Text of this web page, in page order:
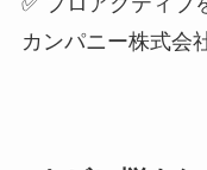
カンパニー株式会